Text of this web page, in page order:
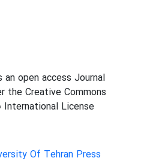
an open access Journal
the Creative Commons
License
Of Tehran Press